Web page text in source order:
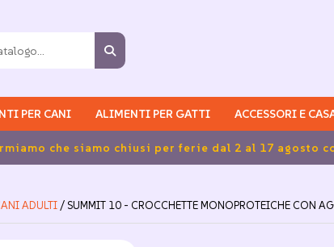
PER CANI ALIMENTI PER GATTI ACCESSORI E
ADULTI / SUMMIT 10 - CROCCHETTE MONOPROTEICHE CON